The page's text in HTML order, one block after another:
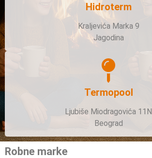
Hidroterm
Kraljevića Marka 9
Jagodina
Termopool
Ljubiše Miodragovića 11N
Beograd
Robne marke